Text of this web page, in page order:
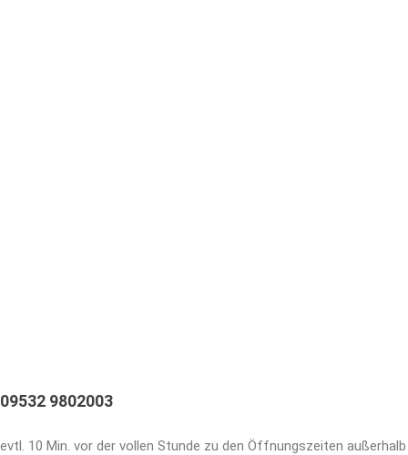
09532 9802003
evtl. 10 Min. vor der vollen Stunde zu den Öffnungszeiten außerhalb